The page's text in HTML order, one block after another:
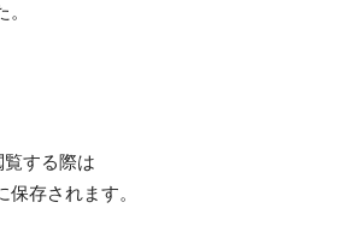
する際は
保存されます。